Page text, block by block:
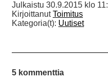
Julkaistu 30.9.2015 klo
KirjoittanutToimitus
Kategoria(t): Uutiset
5 kommenttia